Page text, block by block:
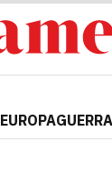
EUROPA